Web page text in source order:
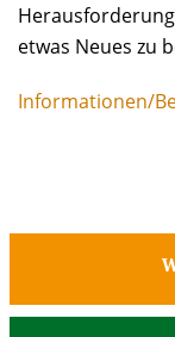
etwas Neues zu
Informationen/